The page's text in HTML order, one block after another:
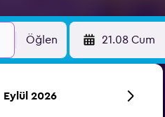
Öğlen 21.08 Cum
Eylül 2026